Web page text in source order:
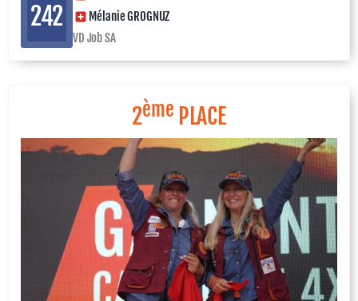
242
Mélanie GROGNUZ
VD Job SA
2ème PLACE